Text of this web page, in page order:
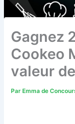
Gagnez
Cookeo
valeur
ParEmma de